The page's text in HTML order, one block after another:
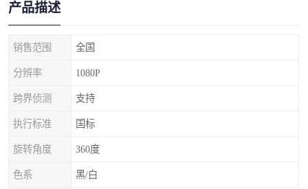
产品描述
销售范围 全国
分辨率 1080P
跨界侦测 支持
执行标准 国标
旋转角度 360度
色系 黑/白